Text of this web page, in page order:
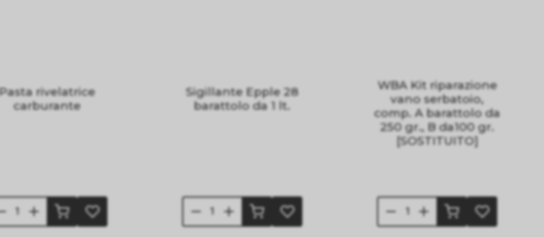
rivelatrice
carburante
Sigillante Epple 28
barattolo da 1 lt.
WBA Kit riparazione
vano serbatoio,
comp. A barattolo da
250 gr., B da100 gr.
[SOSTITUITO]